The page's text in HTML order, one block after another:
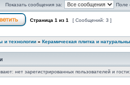
Показать сообщения за: Поле
Страница 1 из 1 [ Сообщений: 3 ]
и технологии » Керамическая плитка и
нет зарегистрированных пользователей и